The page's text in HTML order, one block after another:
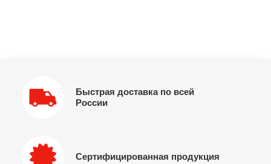
Быстрая доставка по всей
России
Сертифицированная продукция